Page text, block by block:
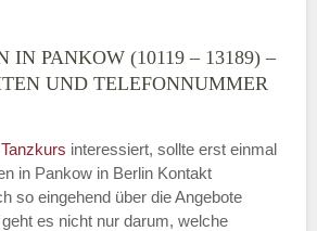
IN PANKOW (10119 – 13189) –
UND TELEFONNUMMER
Tanzkurs interessiert, sollte erst einmal
in Pankow in Berlin Kontakt
so eingehend über die Angebote
es nicht nur darum, welche